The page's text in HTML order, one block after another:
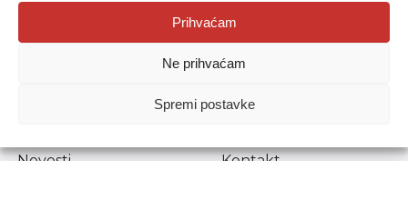
Prihvaćam
Ne prihvaćam
Spremi postavke
Agencija za odgoj i obrazovanje
Donje Svetice 38, 10000 Zagreb
1778129
Prenošenje sadržaja dopušteno je uz navođenje izvora.
Novosti
Kontakt